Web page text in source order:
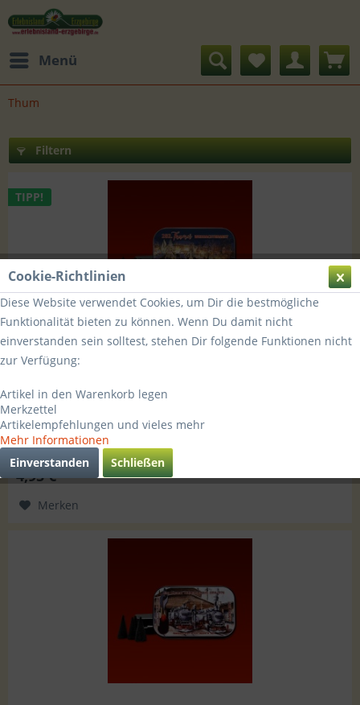
Menü
Thum
Filtern
TIPP!
Edition 2022 - Räucherkerzendose "Thumer...
Orginal Crottendorfer Räucherkerzen inkl. Dose mit einem
wunderschönen Motiv vom Thumer Weihnachtsmarkt
Duftsorte: Erzgebirgischer Weihrauch EDITION 2022
4,95 € *
Merken
Cookie-Richtlinien
Diese Website verwendet Cookies, um Dir die bestmögliche
Funktionalität bieten zu können. Wenn Du damit nicht
einverstanden sein solltest, stehen Dir folgende Funktionen nicht
zur Verfügung:
Artikel in den Warenkorb legen
Merkzettel
Artikelempfehlungen und vieles mehr
Mehr Informationen
Einverstanden
Schließen